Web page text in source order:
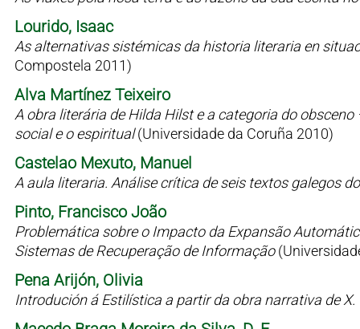
Lourido, Isaac
As alternativas sistémicas da historia literaria en
Compostela 2011)
Alva Martínez Teixeiro
A obra literária de Hilda Hilst e a categoria do
social e o espiritual(Universidade da Coruña 2010)
Castelao Mexuto, Manuel
A aula literaria. Análise crítica de seis textos galegos
Pinto, Francisco João
Problemática sobre o Impacto da Expansão
Sistemas de Recuperação de Informação
Pena Arijón, Olivia
Introdución á Estilística a partir da obra narrativa de X.